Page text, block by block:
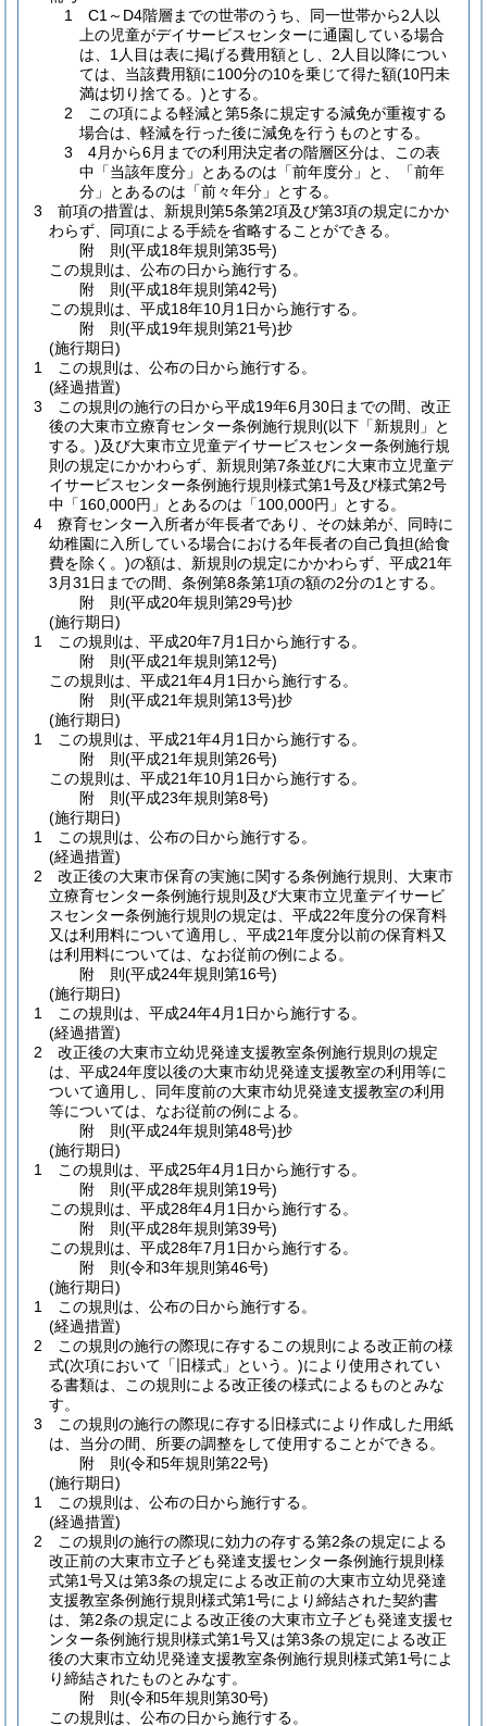
1 C1～D4階層までの世帯のうち、同一世帯から2人以
上の児童がデイサービスセンターに通園している場合
は、1人目は表に掲げる費用額とし、2人目以降につい
ては、当該費用額に100分の10を乗じて得た額(10円未
満は切り捨てる。)とする。
2 この項による軽減と第5条に規定する減免が重複する
場合は、軽減を行った後に減免を行うものとする。
3 4月から6月までの利用決定者の階層区分は、この表
中「当該年度分」とあるのは「前年度分」と、「前年
分」とあるのは「前々年分」とする。
3
前項の措置は、新規則第5条第2項及び第3項の規定にかか
わらず、同項による手続を省略することができる。
附 則(平成18年規則第35号)
この規則は、公布の日から施行する。
附 則(平成18年規則第42号)
この規則は、平成18年10月1日から施行する。
附 則(平成19年規則第21号)抄
(施行期日)
1
この規則は、公布の日から施行する。
(経過措置)
3
この規則の施行の日から平成19年6月30日までの間、改正
後の大東市立療育センター条例施行規則 (以下「新規則」と
する。)及び大東市立児童デイサービスセンター条例施行規
則の規定にかかわらず、新規則第7条並びに大東市立児童デ
イサービスセンター条例施行規則様式第1号及び様式第2号
中「160,000円」とあるのは「100,000円」とする。
4
療育センター入所者が年長者であり、その妹弟が、同時に
幼稚園に入所している場合における年長者の自己負担(給食
費を除く。)の額は、新規則の規定にかかわらず、平成21年
3月31日までの間、条例第8条第1項の額の2分の1とする。
附 則(平成20年規則第29号)抄
(施行期日)
1
この規則は、平成20年7月1日から施行する。
附 則(平成21年規則第12号)
この規則は、平成21年4月1日から施行する。
附 則(平成21年規則第13号)抄
(施行期日)
1
この規則は、平成21年4月1日から施行する。
附 則(平成21年規則第26号)
この規則は、平成21年10月1日から施行する。
附 則(平成23年規則第8号)
(施行期日)
1
この規則は、公布の日から施行する。
(経過措置)
2
改正後の大東市保育の実施に関する条例施行規則、大東市
立療育センター条例施行規則及び大東市立児童デイサービ
スセンター条例施行規則の規定は、平成22年度分の保育料
又は利用料について適用し、平成21年度分以前の保育料又
は利用料については、なお従前の例による。
附 則(平成24年規則第16号)
(施行期日)
1
この規則は、平成24年4月1日から施行する。
(経過措置)
2
改正後の大東市立幼児発達支援教室条例施行規則の規定
は、平成24年度以後の大東市幼児発達支援教室の利用等に
ついて適用し、同年度前の大東市幼児発達支援教室の利用
等については、なお従前の例による。
附 則(平成24年規則第48号)抄
(施行期日)
1
この規則は、平成25年4月1日から施行する。
附 則(平成28年規則第19号)
この規則は、平成28年4月1日から施行する。
附 則(平成28年規則第39号)
この規則は、平成28年7月1日から施行する。
附 則(令和3年規則第46号)
(施行期日)
1
この規則は、公布の日から施行する。
(経過措置)
2
この規則の施行の際現に存するこの規則による改正前の様
式(次項において「旧様式」という。)により使用されてい
る書類は、この規則による改正後の様式によるものとみな
す。
3
この規則の施行の際現に存する旧様式により作成した用紙
は、当分の間、所要の調整をして使用することができる。
附 則(令和5年規則第22号)
(施行期日)
1
この規則は、公布の日から施行する。
(経過措置)
2
この規則の施行の際現に効力の存する第2条の規定による
改正前の大東市立子ども発達支援センター条例施行規則様
式第1号又は第3条の規定による改正前の大東市立幼児発達
支援教室条例施行規則様式第1号により締結された契約書
は、第2条の規定による改正後の大東市立子ども発達支援セ
ンター条例施行規則様式第1号又は第3条の規定による改正
後の大東市立幼児発達支援教室条例施行規則様式第1号によ
り締結されたものとみなす。
附 則(令和5年規則第30号)
この規則は、公布の日から施行する。